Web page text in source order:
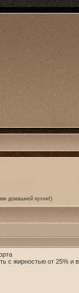
домашней кухни!)
с жирностью от 25% и